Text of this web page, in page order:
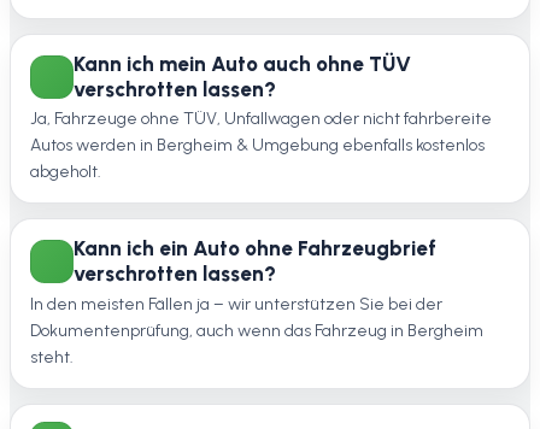
Kann ich mein Auto auch ohne TÜV
verschrotten lassen?
Ja, Fahrzeuge ohne TÜV, Unfallwagen oder nicht fahrbereite
Autos werden in Bergheim & Umgebung ebenfalls kostenlos
abgeholt.
Kann ich ein Auto ohne Fahrzeugbrief
verschrotten lassen?
In den meisten Fällen ja – wir unterstützen Sie bei der
Dokumentenprüfung, auch wenn das Fahrzeug in Bergheim
steht.